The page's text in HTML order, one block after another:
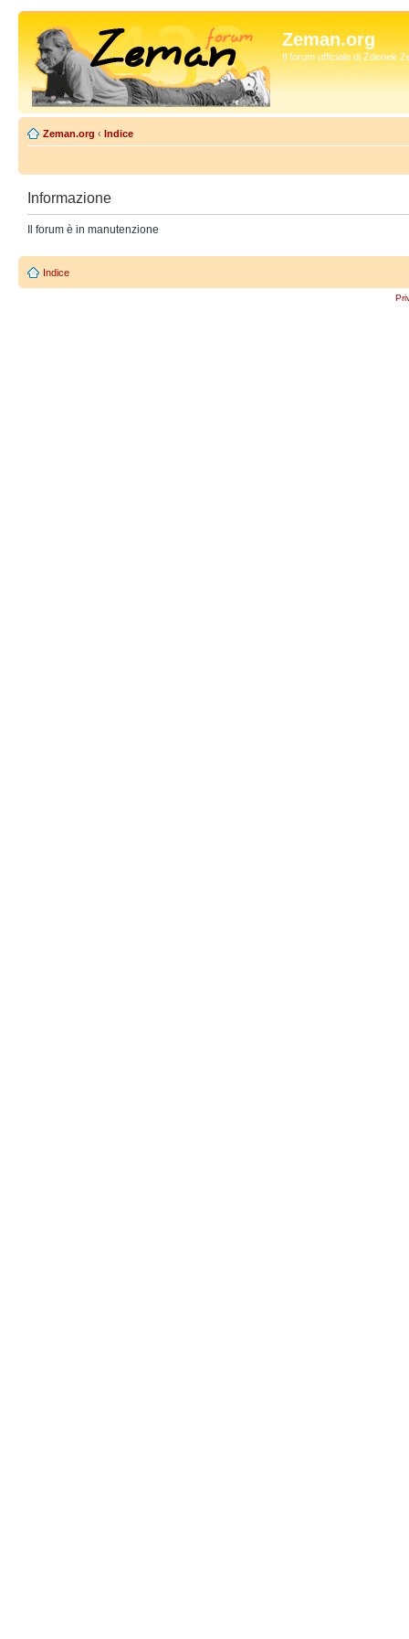
Zeman.org
Il forum ufficiale di Zdenek
Zeman.org ‹ Indice
Informazione
Il forum è in manutenzione
Indice